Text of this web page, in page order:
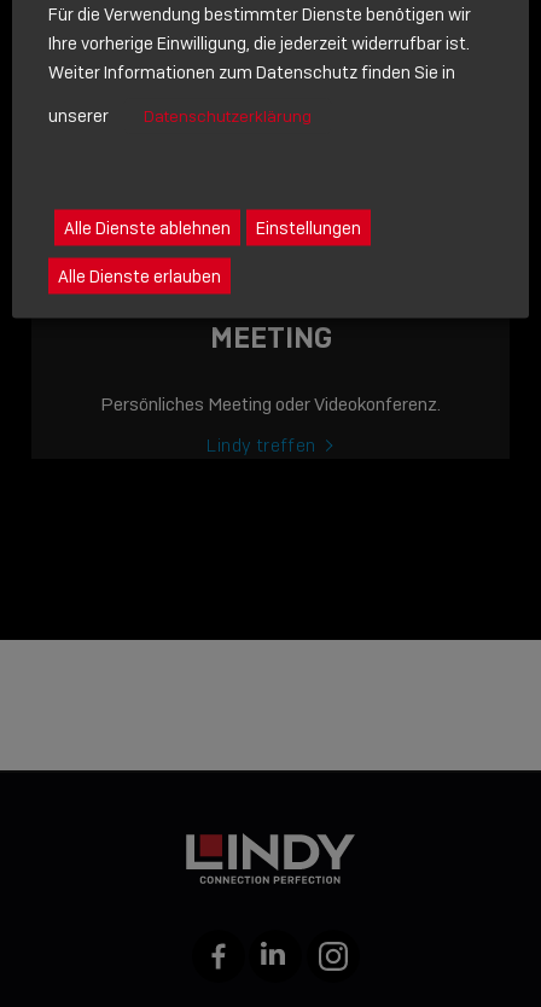
LINDY ACADEMY
JETZT ONLINE
VERFÜGBAR: DIE
LINDY ACADEMY –
WISSEN, DAS
NACHRICHT
Schreiben Sie lieber? Dann schicken Sie uns gerne eine
MEETING
Persönliches Meeting oder Videokonferenz.
Lindy treffen
FacebookLinkedIn Instagram
Für die Verwendung bestimmter Dienste benötigen wir
Ihre vorherige Einwilligung, die jederzeit widerrufbar ist.
Weiter Informationen zum Datenschutz finden Sie in
unserer
Datenschutzerklärung
Alle Dienste ablehnen Einstellungen
Alle Dienste erlauben